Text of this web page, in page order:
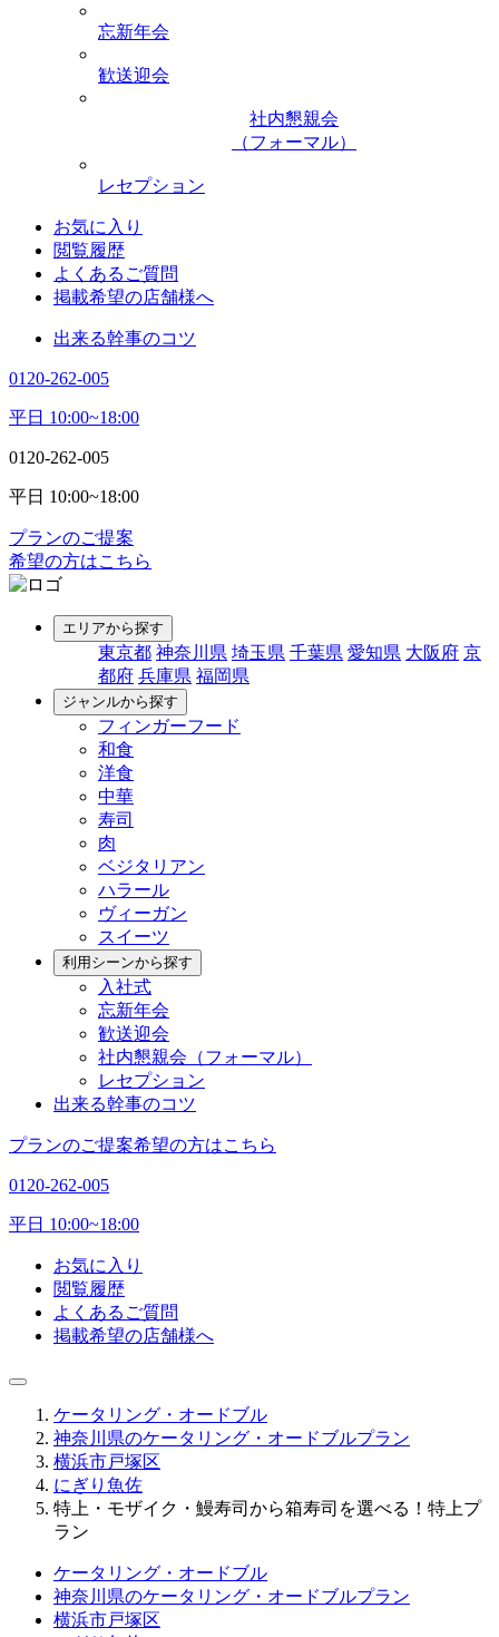
忘新年会
歓送迎会
社内懇親会
（フォーマル）
レセプション
お気に入り
閲覧履歴
よくあるご質問
掲載希望の店舗様へ
出来る幹事のコツ
0120-262-005
平日 10:00~18:00
0120-262-005
平日 10:00~18:00
プランのご提案
希望の方はこちら
エリアから探す
東京都 神奈川県 埼玉県 千葉県 愛知県 大阪府 京
都府 兵庫県 福岡県
ジャンルから探す
フィンガーフード
和食
洋食
中華
寿司
肉
ベジタリアン
ハラール
ヴィーガン
スイーツ
利用シーンから探す
入社式
忘新年会
歓送迎会
社内懇親会（フォーマル）
レセプション
出来る幹事のコツ
プランのご提案希望の方はこちら
0120-262-005
平日 10:00~18:00
お気に入り
閲覧履歴
よくあるご質問
掲載希望の店舗様へ
ケータリング・オードブル
神奈川県のケータリング・オードブルプラン
横浜市戸塚区
にぎり魚佐
特上・モザイク・鰻寿司から箱寿司を選べる！特上プ
ラン
ケータリング・オードブル
神奈川県のケータリング・オードブルプラン
横浜市戸塚区